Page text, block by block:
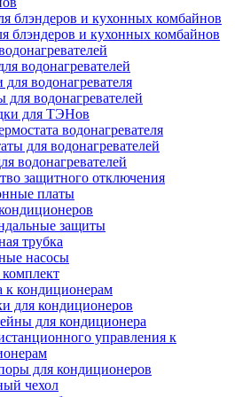
блэндеров и кухонных комбайнов
блэндеров и кухонных комбайнов
водонагревателей
для водонагревателя
для водонагревателей
для ТЭНов
водонагревателя
для водонагревателей
водонагревателей
защитного отключения
платы
защиты
трубка
насосы
к кондиционерам
для кондиционеров
для кондиционера
управления к
для кондиционеров
чехол